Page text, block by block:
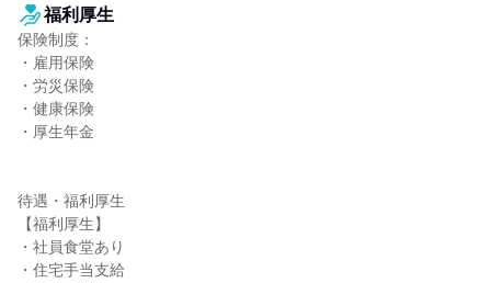
福利厚生
保険制度：
・雇用保険
・労災保険
・健康保険
・厚生年金
待遇・福利厚生
【福利厚生】
・社員食堂あり
・住宅手当支給